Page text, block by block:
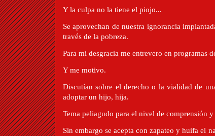
Y la culpa no la tiene el piojo...
Se aprovechan de nuestra ignorancia
través de la pobreza.
Para mi desgracia me entrevero en programas
Y me motivo.
Discutían sobre el derecho o la vialidad de
adoptar un hijo, hija.
Tema peliagudo para el nivel de comprensión
Sin embargo se acepta con zapateo y huifa el